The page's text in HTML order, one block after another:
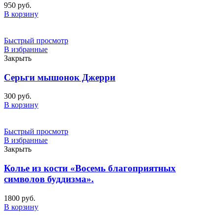
950 руб.
В корзину
Быстрый просмотр
В избранные
Закрыть
Серьги мышонок Джерри
300 руб.
В корзину
Быстрый просмотр
В избранные
Закрыть
Колье из кости «Восемь благоприятных
символов буддизма».
1800 руб.
В корзину